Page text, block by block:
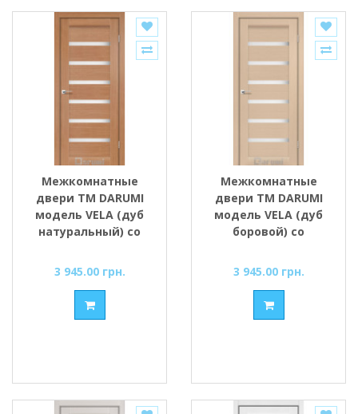
Межкомнатные
двери ТМ DARUMI
модель VELA (дуб
натуральный) со
3 945.00 грн.
Межкомнатные
двери ТМ DARUMI
модель VELA (дуб
боровой) со
3 945.00 грн.